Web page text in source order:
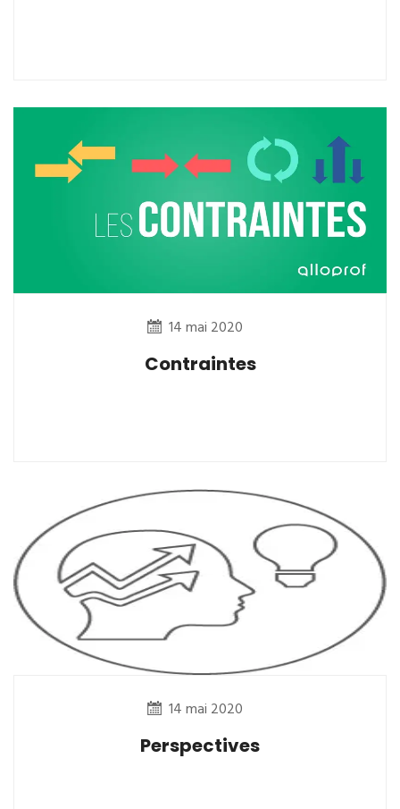
14 mai 2020
Contraintes
14 mai 2020
Perspectives